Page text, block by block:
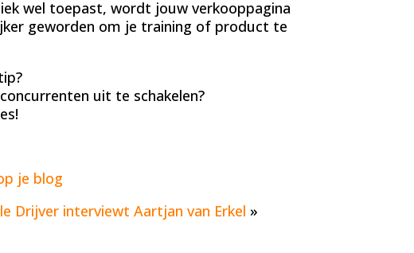
wel toepast, wordt jouw verkooppagina
geworden om je training of product te
uit te schakelen?
je blog
Drijver interviewt Aartjan van Erkel »